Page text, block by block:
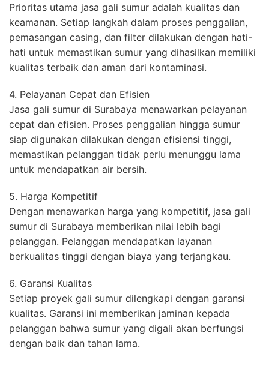
Prioritas utama jasa gali sumur adalah kualitas dan
keamanan. Setiap langkah dalam proses penggalian,
pemasangan casing, dan filter dilakukan dengan hati-
hati untuk memastikan sumur yang dihasilkan memiliki
kualitas terbaik dan aman dari kontaminasi.
4. Pelayanan Cepat dan Efisien
Jasa gali sumur di Surabaya menawarkan pelayanan
cepat dan efisien. Proses penggalian hingga sumur
siap digunakan dilakukan dengan efisiensi tinggi,
memastikan pelanggan tidak perlu menunggu lama
untuk mendapatkan air bersih.
5. Harga Kompetitif
Dengan menawarkan harga yang kompetitif, jasa gali
sumur di Surabaya memberikan nilai lebih bagi
pelanggan. Pelanggan mendapatkan layanan
berkualitas tinggi dengan biaya yang terjangkau.
6. Garansi Kualitas
Setiap proyek gali sumur dilengkapi dengan garansi
kualitas. Garansi ini memberikan jaminan kepada
pelanggan bahwa sumur yang digali akan berfungsi
dengan baik dan tahan lama.